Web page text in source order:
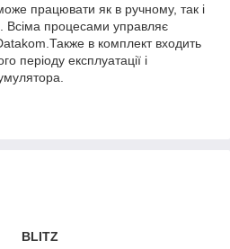
працювати як в ручному, так і
Всіма процесами управляє
в комплект входить
періоду експлуатації і
BLITZ